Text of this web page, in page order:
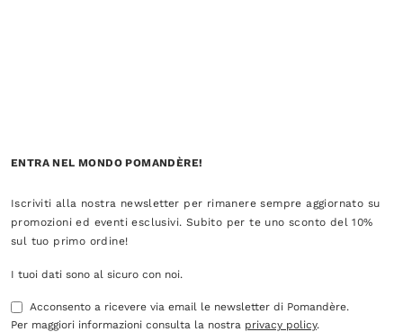
ENTRA NEL MONDO POMANDÈRE!
Iscriviti alla nostra newsletter per rimanere sempre aggiornato su
promozioni ed eventi esclusivi. Subito per te uno sconto del 10%
sul tuo primo ordine!
I tuoi dati sono al sicuro con noi.
Acconsento a ricevere via email le newsletter di Pomandère.
Per maggiori informazioni consulta la nostra privacy policy.